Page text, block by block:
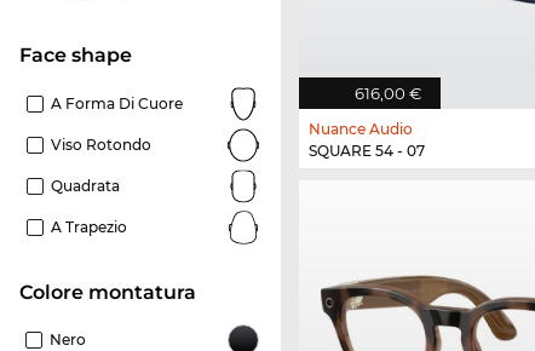
Face shape
A Forma Di Cuore
Viso Rotondo
Quadrata
A Trapezio
Colore montatura
Nero
616,00 €
Nuance Audio
SQUARE 54 - 07